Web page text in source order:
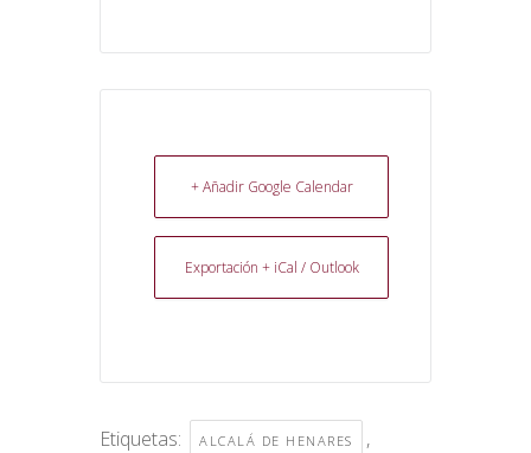
+ Añadir Google Calendar
Exportación + iCal / Outlook
Etiquetas: ALCALÁ DE HENARES ,